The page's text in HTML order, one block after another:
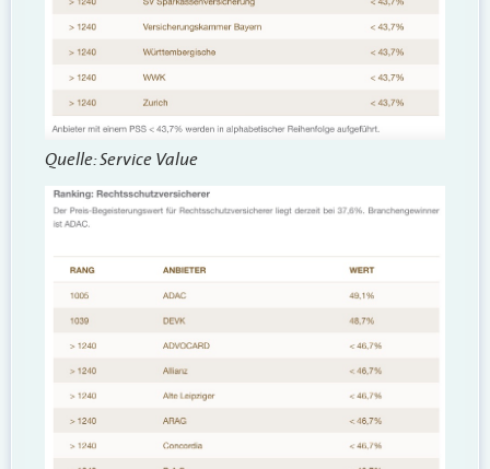
Quelle: Service Value